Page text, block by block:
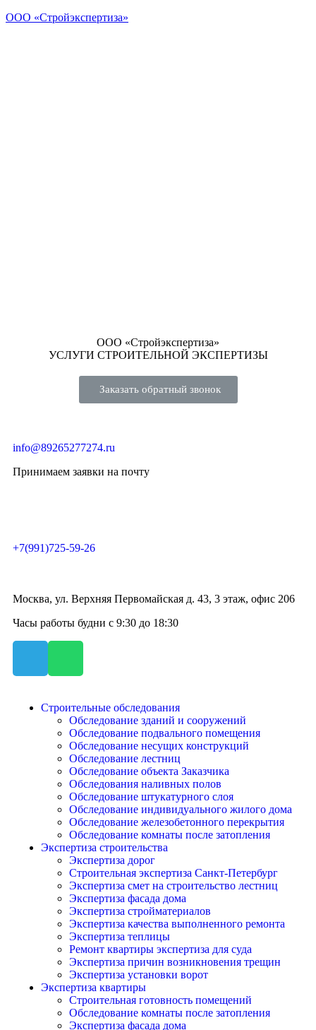
ООО «Стройэкспертиза»
ООО «Стройэкспертиза»
УСЛУГИ СТРОИТЕЛЬНОЙ ЭКСПЕРТИЗЫ
Заказать обратный звонок
info@89265277274.ru
Принимаем заявки на почту
+7(991)725-59-26
Москва, ул. Верхняя Первомайская д. 43, 3 этаж, офис 206
Часы работы будни с 9:30 до 18:30
Строительные обследования
Обследование зданий и сооружений
Обследование подвального помещения
Обследование несущих конструкций
Обследование лестниц
Обследование объекта Заказчика
Обследования наливных полов
Обследование штукатурного слоя
Обследование индивидуального жилого дома
Обследование железобетонного перекрытия
Обследование комнаты после затопления
Экспертиза строительства
Экспертиза дорог
Строительная экспертиза Санкт-Петербург
Экспертиза смет на строительство лестниц
Экспертиза фасада дома
Экспертиза стройматериалов
Экспертиза качества выполненного ремонта
Экспертиза теплицы
Ремонт квартиры экспертиза для суда
Экспертиза причин возникновения трещин
Экспертиза установки ворот
Экспертиза квартиры
Строительная готовность помещений
Обследование комнаты после затопления
Экспертиза фасада дома